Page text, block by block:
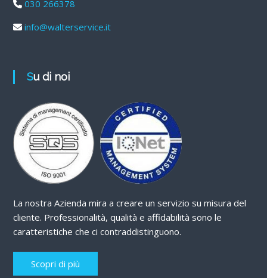
030 266378
info@walterservice.it
Su di noi
La nostra Azienda mira a creare un servizio su misura del
cliente. Professionalità, qualità e affidabilità sono le
caratteristiche che ci contraddistinguono.
Scopri di più